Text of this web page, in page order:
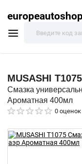
MUSASHI T1075
Смазка
Ароматная 400мл
0 оценок